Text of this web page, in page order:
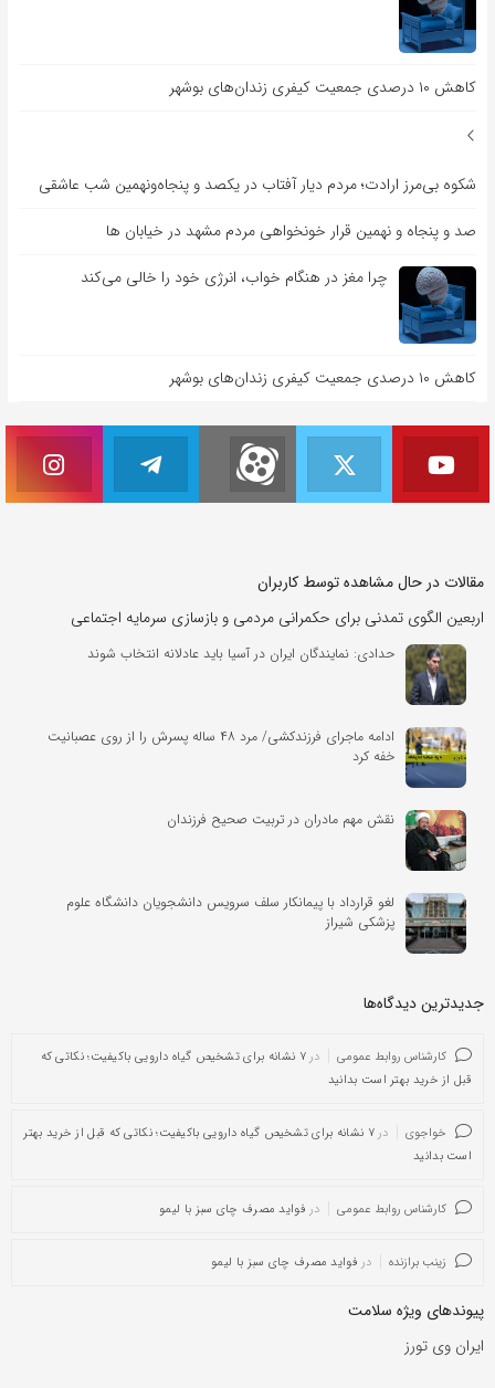
کاهش ۱۰ درصدی جمعیت کیفری زندان‌های بوشهر
شکوه بی‌مرز ارادت؛ مردم دیار آفتاب در یکصد و پنجاه‌ونهمین شب عاشقی
صد و پنجاه و نهمین قرار خونخواهی مردم مشهد در خیابان ها
چرا مغز در هنگام خواب، انرژی خود را خالی می‌کند
کاهش ۱۰ درصدی جمعیت کیفری زندان‌های بوشهر
مقالات در حال مشاهده توسط کاربران
اربعین الگوی تمدنی برای حکمرانی مردمی و بازسازی سرمایه اجتماعی
حدادی: نمایندگان ایران در آسیا باید عادلانه انتخاب شوند
ادامه ماجرای فرزندکشی/ مرد ۴۸ ساله پسرش را از روی عصبانیت
خفه کرد
نقش مهم مادران در تربیت صحیح فرزندان
لغو قرارداد با پیمانکار سلف سرویس دانشجویان دانشگاه علوم
پزشکی شیراز
جدیدترین دیدگاه‌‌ها
کارشناس روابط عمومی در
۷ نشانه برای تشخیص گیاه دارویی باکیفیت؛ نکاتی که
قبل از خرید بهتر است بدانید
خواجوی در
۷ نشانه برای تشخیص گیاه دارویی باکیفیت؛ نکاتی که قبل از خرید بهتر
است بدانید
کارشناس روابط عمومی در فواید مصرف چای سبز با لیمو
زینب برازنده در فواید مصرف چای سبز با لیمو
پیوندهای ویژه سلامت
ایران وی تورز